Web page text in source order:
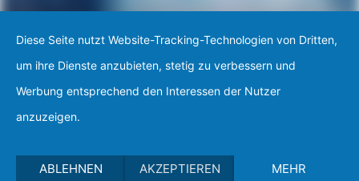
Diese Seite nutzt Website-Tracking-Technologien von Dritten,
um ihre Dienste anzubieten, stetig zu verbessern und
Werbung entsprechend den Interessen der Nutzer
anzuzeigen.
ABLEHNEN AKZEPTIEREN MEHR